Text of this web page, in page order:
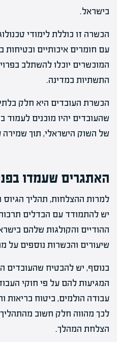
בישראל.
הכשרה זו כוללת לימודי
עם חומרים איכותיים ובטיחות
המוכשרים יוכלו להשתלב
התשתיות במדינה.
הכשרת העובדים היא חלק
שהעובדים יהיו מוכנים לעמוד
של השוק הישראלי, תוך שמירה
האתגרים שעמדו
למרות ההצלחות, תהליך הגיוס
יש להתמודד עם הבדלים
ההודיים והקולגות שלהם
שיעורים והכשרות נוספים על
בנוסף, יש להבטיח שהעובדים
המגיעות להם על פי חוקי
עבודה הולמים, ביטוח בריאות
לכך מהווה חלק חשוב
הצלחת המהלך.